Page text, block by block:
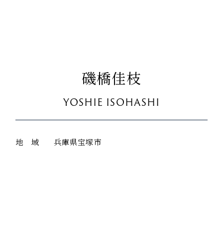
磯橋佳枝
YOSHIE ISOHASHI
地 域 兵庫県宝塚市